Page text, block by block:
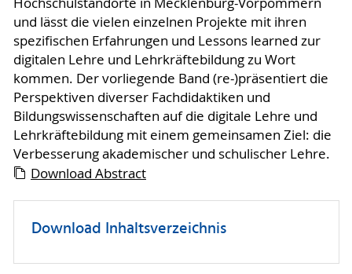
und lässt die vielen einzelnen Projekte mit ihren
spezifischen Erfahrungen und Lessons learned zur
digitalen Lehre und Lehrkräftebildung zu Wort
kommen. Der vorliegende Band (re-)präsentiert die
Perspektiven diverser Fachdidaktiken und
Bildungswissenschaften auf die digitale Lehre und
Lehrkräftebildung mit einem gemeinsamen Ziel: die
Verbesserung akademischer und schulischer Lehre.
Download Abstract
Download Inhaltsverzeichnis